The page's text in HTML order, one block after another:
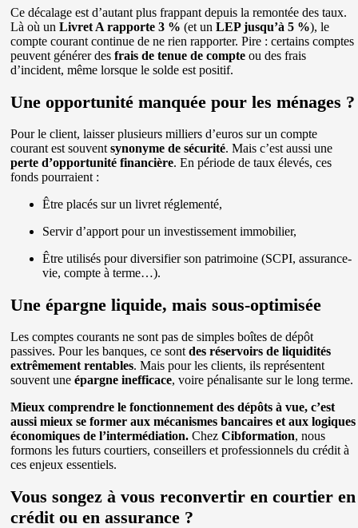
Ce décalage est d’autant plus frappant depuis la remontée des taux.
Là où unLivret A rapporte 3 % (et unLEP jusqu’à 5 %), le
compte courant continue de ne rien rapporter. Pire : certains comptes
peuvent générer desfrais de tenue de compte ou des frais
d’incident, même lorsque le solde est positif.
Une opportunité manquée pour les ménages ?
Pour le client, laisser plusieurs milliers d’euros sur un compte
courant est souventsynonyme de sécurité. Mais c’est aussi une
perte d’opportunité financière. En période de taux élevés, ces
fonds pourraient :
Être placés sur un livret réglementé,
Servir d’apport pour un investissement immobilier,
Être utilisés pour diversifier son patrimoine (SCPI, assurance-
vie, compte à terme…).
Une épargne liquide, mais sous-optimisée
Les comptes courants ne sont pas de simples boîtes de dépôt
passives. Pour les banques, ce sontdes réservoirs de liquidités
extrêmement rentables. Mais pour les clients, ils représentent
souvent uneépargne inefficace, voire pénalisante sur le long terme.
Mieux comprendre le fonctionnement des dépôts à vue, c’est
aussi mieux se former aux mécanismes bancaires et aux logiques
économiques de l’intermédiation. ChezCibformation, nous
formons les futurs courtiers, conseillers et professionnels du crédit à
ces enjeux essentiels.
Vous songez à vous reconvertir en courtier en
crédit ou en assurance ?